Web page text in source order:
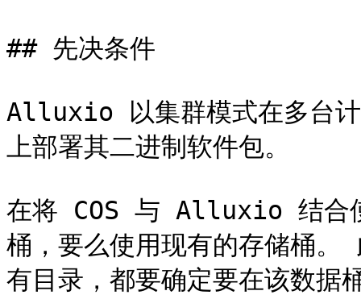
## 先决条件
Alluxio 以集群模式在多台计
上部署其二进制软件包。
在将 COS 与 Alluxio 结合使
桶，要么使用现有的存储桶。
有目录，都要确定要在该数据